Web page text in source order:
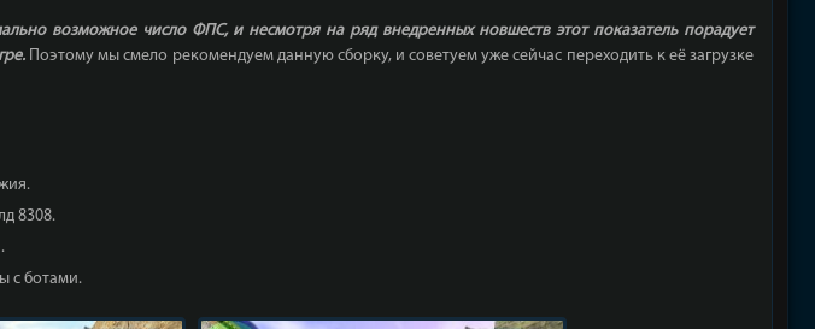
возможное число ФПС, и несмотря на ряд внедренных новшеств этот показатель порадует
Поэтому мы смело рекомендуем данную сборку, и советуем уже сейчас переходить к её загрузке
8308.
с ботами.